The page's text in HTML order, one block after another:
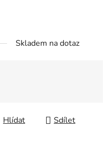
Skladem na dotaz
Hlídat Sdílet